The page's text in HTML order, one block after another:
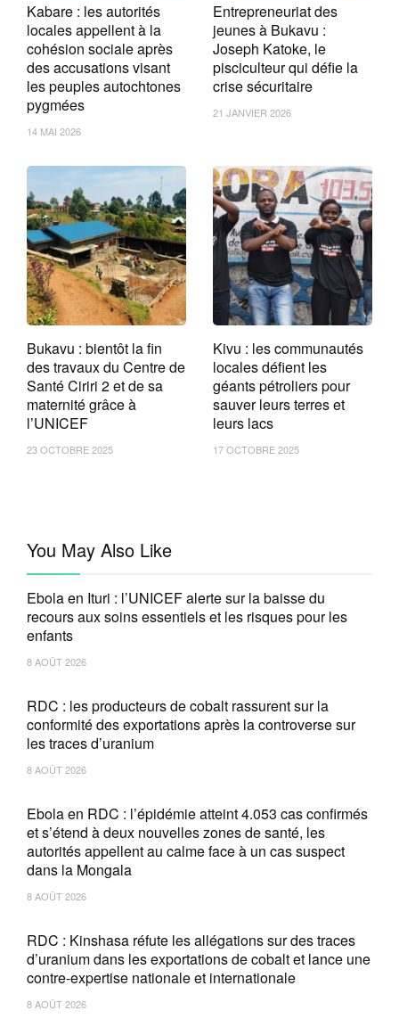
Kabare : les autorités
locales appellent à la
cohésion sociale après
des accusations visant
les peuples autochtones
pygmées
14 MAI 2026
Entrepreneuriat des
jeunes à Bukavu :
Joseph Katoke, le
pisciculteur qui défie la
crise sécuritaire
21 JANVIER 2026
Bukavu : bientôt la fin
des travaux du Centre de
Santé Ciriri 2 et de sa
maternité grâce à
l’UNICEF
23 OCTOBRE 2025
Kivu : les communautés
locales défient les
géants pétroliers pour
sauver leurs terres et
leurs lacs
17 OCTOBRE 2025
You May Also Like
Ebola en Ituri : l’UNICEF alerte sur la baisse du
recours aux soins essentiels et les risques pour les
enfants
8 AOÛT 2026
RDC : les producteurs de cobalt rassurent sur la
conformité des exportations après la controverse sur
les traces d’uranium
8 AOÛT 2026
Ebola en RDC : l’épidémie atteint 4.053 cas confirmés
et s’étend à deux nouvelles zones de santé, les
autorités appellent au calme face à un cas suspect
dans la Mongala
8 AOÛT 2026
RDC : Kinshasa réfute les allégations sur des traces
d’uranium dans les exportations de cobalt et lance une
contre-expertise nationale et internationale
8 AOÛT 2026